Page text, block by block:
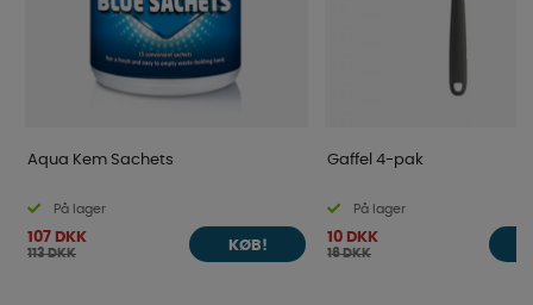
Aqua Kem Sachets
På lager
107 DKK
113 DKK
KØB!
Gaffel 4-pak
På lager
10 DKK
16 DKK